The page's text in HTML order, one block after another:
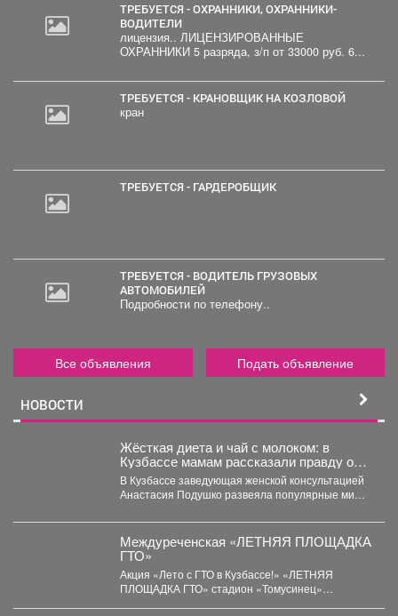
ТРЕБУЕТСЯ - ОХРАННИКИ, ОХРАННИКИ-
ВОДИТЕЛИ
лицензия.. ЛИЦЕНЗИРОВАННЫЕ
ОХРАННИКИ 5 разряда, з/п от 33000 руб. 6...
ТРЕБУЕТСЯ - КРАНОВЩИК НА КОЗЛОВОЙ
кран
ТРЕБУЕТСЯ - ГАРДЕРОБЩИК
ТРЕБУЕТСЯ - ВОДИТЕЛЬ ГРУЗОВЫХ
АВТОМОБИЛЕЙ
Подробности по телефону..
Все объявления Подать объявление
НОВОСТИ
Жёсткая диета и чай с молоком: в
Кузбассе мамам рассказали правду о
грудном вскармливании
В Кузбассе заведующая женской консультацией
Анастасия Подушко развеяла популярные мифы
Междуреченская «ЛЕТНЯЯ ПЛОЩАДКА
ГТО»
Акция «Лето с ГТО в Кузбассе!» «ЛЕТНЯЯ
ПЛОЩАДКА ГТО» стадион «Томусинец»